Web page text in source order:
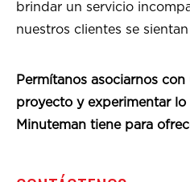
brindar un servicio
nuestros clientes se
Permítanos asociarnos
proyecto y experimentar
Minuteman tiene para